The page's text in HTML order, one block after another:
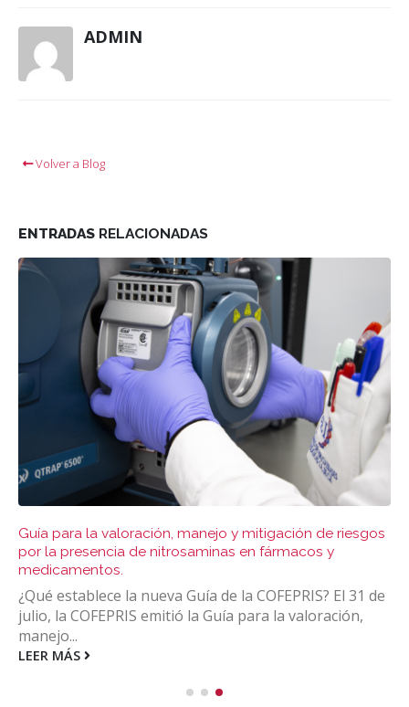
ADMIN
Volver a Blog
ENTRADAS RELACIONADAS
Guía para la valoración, manejo y mitigación de riesgos
por la presencia de nitrosaminas en fármacos y
medicamentos.
¿Qué establece la nueva Guía de la COFEPRIS? El 31 de
julio, la COFEPRIS emitió la Guía para la valoración,
manejo...
LEER MÁS